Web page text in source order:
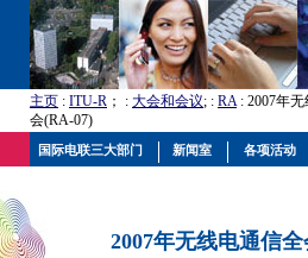
主页 : ITU-R ； : 大会和会议; : RA: 2007年
会(RA-07)
2007年无线电通信
国际电联三大部门 新闻室 各项活动